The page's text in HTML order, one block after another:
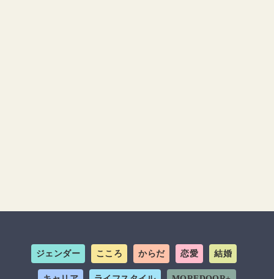
ジェンダー こころ からだ 恋愛 結婚